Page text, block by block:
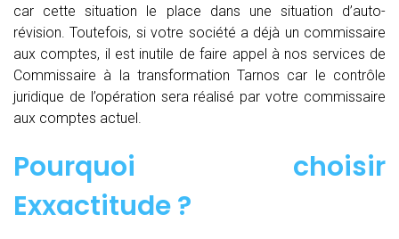
car cette situation le place dans une situation d’auto-
révision. Toutefois, si votre société a déjà un commissaire
aux comptes, il est inutile de faire appel à nos services de
Commissaire à la transformation Tarnos car le contrôle
juridique de l’opération sera réalisé par votre commissaire
aux comptes actuel.
Pourquoi choisir
Exxactitude ?